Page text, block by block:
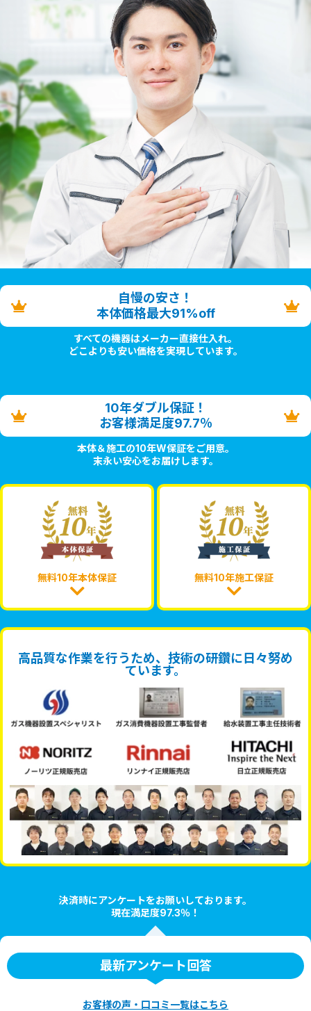
自慢の安さ！
本体価格最大91%off
すべての機器はメーカー直接仕入れ。
どこよりも安い価格を実現しています。
10年ダブル保証！
お客様満足度97.7％
本体＆施工の10年W保証をご用意。
末永い安心をお届けします。
無料10年本体保証 無料10年施工保証
高品質な作業を行うため、技術の研鑽に日々努め
ています。
決済時にアンケートをお願いしております。
現在満足度97.3％！
最新アンケート回答
お客様の声・口コミ一覧はこちら